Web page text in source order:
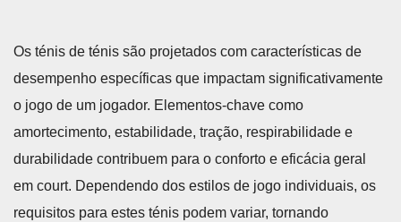
Os ténis de ténis são projetados com características de
desempenho específicas que impactam significativamente
o jogo de um jogador. Elementos-chave como
amortecimento, estabilidade, tração, respirabilidade e
durabilidade contribuem para o conforto e eficácia geral
em court. Dependendo dos estilos de jogo individuais, os
requisitos para estes ténis podem variar, tornando